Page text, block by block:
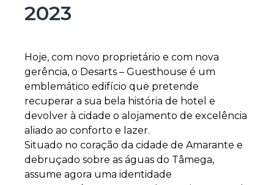
2023
Hoje, com novo proprietário e com nova
gerência, o Desarts – Guesthouse é um
emblemático edifício que pretende
recuperar a sua bela história de hotel e
devolver à cidade o alojamento de excelência
aliado ao conforto e lazer.
Situado no coração da cidade de Amarante e
debruçado sobre as águas do Tâmega,
assume agora uma identidade